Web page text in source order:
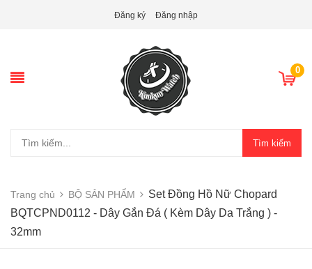
Đăng ký Đăng nhập
0
Tìm kiếm
Trang chủ BỘ SẢN PHẨM
Set Đồng Hồ Nữ Chopard
BQTCPND0112 - Dây Gắn Đá ( Kèm Dây Da Trắng ) -
32mm